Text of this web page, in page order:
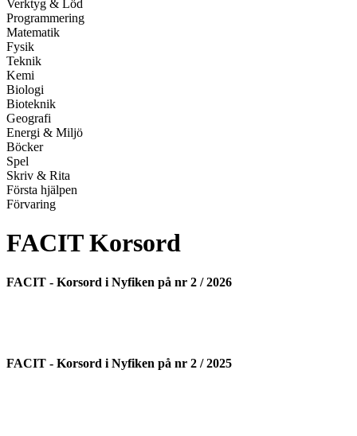
Verktyg & Löd
Programmering
Matematik
Fysik
Teknik
Kemi
Biologi
Bioteknik
Geografi
Energi & Miljö
Böcker
Spel
Skriv & Rita
Första hjälpen
Förvaring
FACIT Korsord
FACIT - Korsord i Nyfiken på nr 2 / 2026
FACIT - Korsord i Nyfiken på nr 2 / 2025